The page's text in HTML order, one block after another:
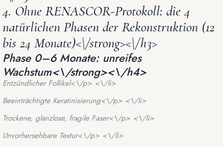
4. Ohne RENASCOR-Protokoll: die 4
natürlichen Phasen der Rekonstruktion (12
bis 24 Monate)<\/strong><\/h3>
Phase 0–6 Monate: unreifes
Wachstum<\/strong><\/h4>
Entzündlicher Follikel<\/p> <\/li>
Beeinträchtigte Keratinisierung<\/p> <\/li>
Trockene, glanzlose, fragile Faser<\/p> <\/li>
Unvorhersehbare Textur<\/p> <\/li>